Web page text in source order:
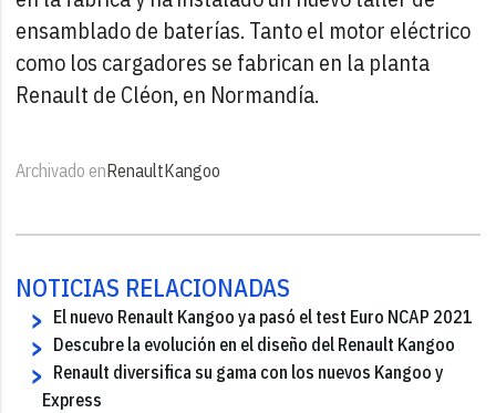
ensamblado de baterías. Tanto el motor eléctrico
como los cargadores se fabrican en la planta
Renault de Cléon, en Normandía.
Archivado enRenaultKangoo
NOTICIAS RELACIONADAS
El nuevo Renault Kangoo ya pasó el test Euro NCAP 2021
Descubre la evolución en el diseño del Renault Kangoo
Renault diversifica su gama con los nuevos Kangoo y
Express